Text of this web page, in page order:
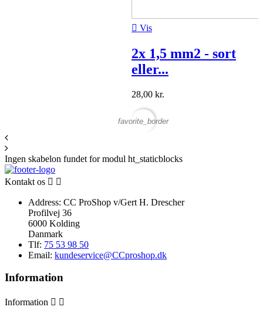
 Vis
2x 1,5 mm2 - sort
eller...
28,00 kr.
favorite_border
Ingen skabelon fundet for modul ht_staticblocks
Kontakt os  
Address: CC ProShop v/Gert H. Drescher
Profilvej 36
6000 Kolding
Danmark
Tlf: 75 53 98 50
Email: kundeservice@CCproshop.dk
Information
Information  